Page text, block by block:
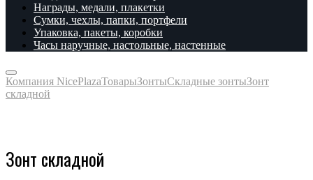
Награды, медали, плакетки
Сумки, чехлы, папки, портфели
Упаковка, пакеты, коробки
Часы наручные, настольные, настенные
Компания NicePlazaТоварыЗонтыСкладные зонтыЗонт
складной
Зонт складной